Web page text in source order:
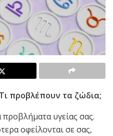
προβλέπουν τα ζώδια;
υγείας σας.
οφείλονται σε σας,